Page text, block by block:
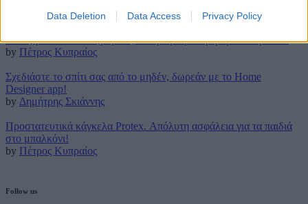
Data Deletion Data Access Privacy Policy
Μάρθα Κατσαρού
Τέλος για πάντα στο (βαρετό) σιδέρωμα με την ρομποτική Effie!
by Πέτρος Κυπραίος
Σχεδιάστε το σπίτι σας από το μηδέν, δωρεάν με το Home
Designer app!
by Δημήτρης Σκιάννης
Προστατευτικά κάγκελα Protex. Απόλυτη ασφάλεια για τα παιδιά
στο μπαλκόνι!
by Πέτρος Κυπραίος
Follow us